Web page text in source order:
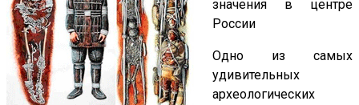
значения в центре
России
Одно из самых
удивительных
археологических